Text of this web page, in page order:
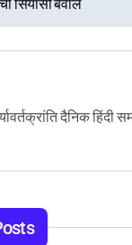
दैनिक हिंदी